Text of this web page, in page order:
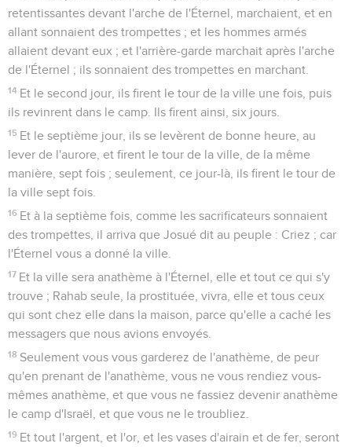
retentissantes devant l'arche de l'Éternel, marchaient, et en
allant sonnaient des trompettes ; et les hommes armés
allaient devant eux ; et l'arrière-garde marchait après l'arche
de l'Éternel ; ils sonnaient des trompettes en marchant.
14 Et le second jour, ils firent le tour de la ville une fois, puis
ils revinrent dans le camp. Ils firent ainsi, six jours.
15 Et le septième jour, ils se levèrent de bonne heure, au
lever de l'aurore, et firent le tour de la ville, de la même
manière, sept fois ; seulement, ce jour-là, ils firent le tour de
la ville sept fois.
16 Et à la septième fois, comme les sacrificateurs sonnaient
des trompettes, il arriva que Josué dit au peuple : Criez ; car
l'Éternel vous a donné la ville.
17 Et la ville sera anathème à l'Éternel, elle et tout ce qui s'y
trouve ; Rahab seule, la prostituée, vivra, elle et tous ceux
qui sont chez elle dans la maison, parce qu'elle a caché les
messagers que nous avions envoyés.
18 Seulement vous vous garderez de l'anathème, de peur
qu'en prenant de l'anathème, vous ne vous rendiez vous-
mêmes anathème, et que vous ne fassiez devenir anathème
le camp d'Israël, et que vous ne le troubliez.
19 Et tout l'argent, et l'or, et les vases d'airain et de fer, seront